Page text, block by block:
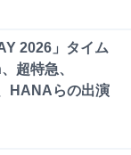
2026」タイム
超特急、
HANAらの出演